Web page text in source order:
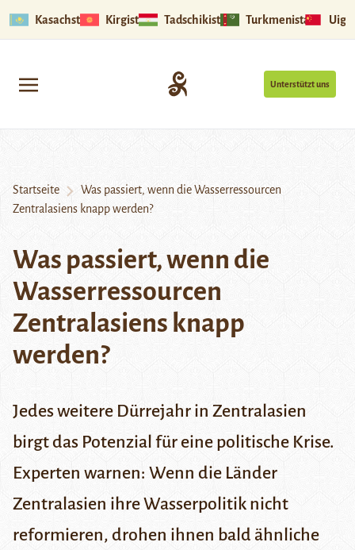
Kasachstan Kirgistan Tadschikistan Turkmenistan
Unterstützt uns
Startseite
Was passiert, wenn die Wasserressourcen
Zentralasiens knapp werden?
Was passiert, wenn die
Wasserressourcen
Zentralasiens knapp
werden?
Jedes weitere Dürrejahr in Zentralasien
birgt das Potenzial für eine politische Krise.
Experten warnen: Wenn die Länder
Zentralasien ihre Wasserpolitik nicht
reformieren, drohen ihnen bald ähnliche